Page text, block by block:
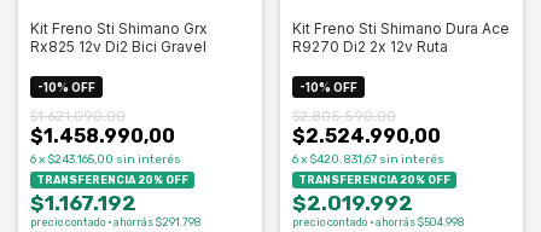
Kit Freno Sti Shimano Grx
Rx825 12v Di2 Bici Gravel
-10% OFF
$1.458.990,00
$1.621.090,00
6x $243.165,00 sin interés
TRANSFERENCIA 20% OFF
$1.167.192
precio contado · ahorrás $291.798
Kit Freno Sti Shimano Dura Ace
R9270 Di2 2x 12v Ruta
-10% OFF
$2.524.990,00
$2.805.590,00
6 x $420.831,67 sin interés
TRANSFERENCIA 20% OFF
$2.019.992
precio contado · ahorrás $504.998